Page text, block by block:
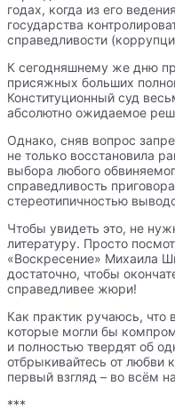
годах, когда из его
государства
справедливости
К сегодняшнему же дню
присяжных больших
Конституционный суд
абсолютно ожидаемое
Однако, сняв вопрос
не только восстановила
выбора любого
справедливость
стереотипичностью
Чтобы увидеть это, не
литературу. Просто
«Воскресение» Михаила
достаточно, чтобы
справедливее жюри!
Как практик ручаюсь, что
которые могли бы
и полностью твердят об
отбрыкивайтесь от любви
первый взгляд – во всём
***